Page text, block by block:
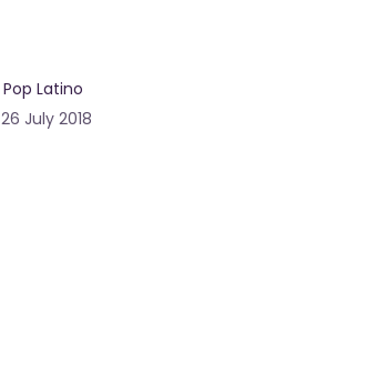
Pop Latino
26 July 2018